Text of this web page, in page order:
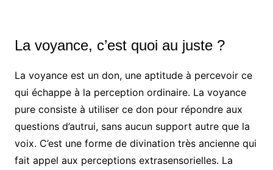
La voyance, c’est quoi au juste ?
La voyance est un don, une aptitude à percevoir ce
qui échappe à la perception ordinaire. La voyance
pure consiste à utiliser ce don pour répondre aux
questions d’autrui, sans aucun support autre que la
voix. C’est une forme de divination très ancienne qui
fait appel aux perceptions extrasensorielles. La